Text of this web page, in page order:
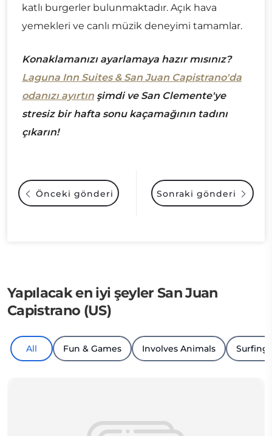
katlı burgerler bulunmaktadır. Açık hava
yemekleri ve canlı müzik deneyimi tamamlar.
Konaklamanızı ayarlamaya hazır mısınız?
Laguna Inn Suites & San Juan Capistrano'da
odanızı ayırtın şimdi ve San Clemente'ye
stresiz bir hafta sonu kaçamağının tadını
çıkarın!
Sonraki gönderi
Önceki gönderi
Yapılacak en iyi şeyler San Juan
Capistrano (US)
All Fun & Games Involves Animals Surfing